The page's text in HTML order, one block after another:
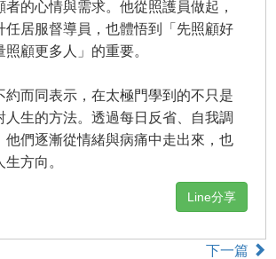
的心情與需求。他從照護員做起，
任居服督導員，也體悟到「先照顧好
顧更多人」的重要。
而同表示，在太極門學到的不只是
人生的方法。透過每日反省、自我調
他們逐漸從情緒與病痛中走出來，也
方向。
Line分享
下一篇